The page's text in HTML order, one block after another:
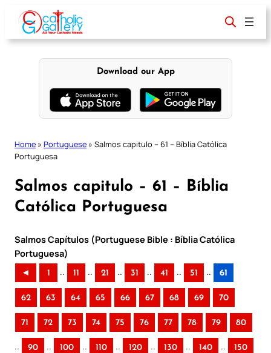
content
Download our App
Home » Portuguese » Salmos capitulo – 61 – Bíblia Católica
Portuguesa
Salmos capitulo – 61 – Bíblia
Católica Portuguesa
Salmos Capítulos (Portuguese Bible : Bíblia Católica
Portuguesa)
◄ 1 .. 11 .. 21 .. 31 .. 41 .. 51 .. 61
62 63 64 65 66 67 68 69 70
71 72 73 74 75 76 77 78 79 80
.. 90 .. 100 .. 110 .. 120 .. 130 .. 140 .. 150